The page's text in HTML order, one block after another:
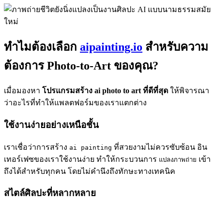
ทำไมต้องเลือก aipainting.io สำหรับความ
ต้องการ Photo-to-Art ของคุณ?
เมื่อมองหา โปรแกรมสร้าง ai photo to art ที่ดีที่สุด ให้พิจารณา
ว่าอะไรที่ทำให้แพลตฟอร์มของเราแตกต่าง
ใช้งานง่ายอย่างเหนือชั้น
เราเชื่อว่าการสร้าง ai painting ที่สวยงามไม่ควรซับซ้อน อิน
เทอร์เฟซของเราใช้งานง่าย ทำให้กระบวนการ แปลงภาพถ่าย เข้า
ถึงได้สำหรับทุกคน โดยไม่คำนึงถึงทักษะทางเทคนิค
สไตล์ศิลปะที่หลากหลาย